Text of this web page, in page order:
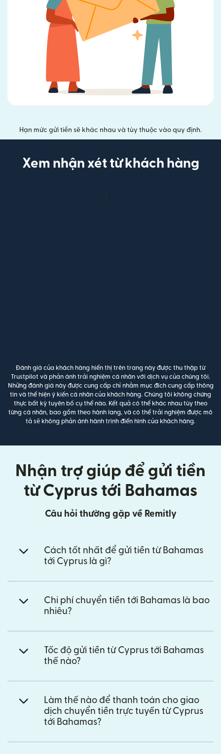
Hạn mức gửi tiền sẽ khác nhau và tùy thuộc vào quy định.
Xem nhận xét từ khách hàng
Đánh giá của khách hàng hiển thị trên trang này được thu thập từ
Trustpilot và phản ánh trải nghiệm cá nhân với dịch vụ của chúng tôi.
Những đánh giá này được cung cấp chỉ nhằm mục đích cung cấp thông
tin và thể hiện ý kiến cá nhân của khách hàng. Chúng tôi không chứng
thực bất kỳ tuyên bố cụ thể nào. Kết quả có thể khác nhau tùy theo
từng cá nhân, bao gồm theo hành lang, và có thể trải nghiệm được mô
tả sẽ không phản ánh hành trình điển hình của khách hàng.
Nhận trợ giúp để gửi tiền
từ Cyprus tới Bahamas
Câu hỏi thường gặp về Remitly
Cách tốt nhất để gửi tiền từ Bahamas
tới Cyprus là gì?
Chi phí chuyển tiền tới Bahamas là bao
nhiêu?
Tốc độ gửi tiền từ Cyprus tới Bahamas
thế nào?
Làm thế nào để thanh toán cho giao
dịch chuyển tiền trực tuyến từ Cyprus
tới Bahamas?